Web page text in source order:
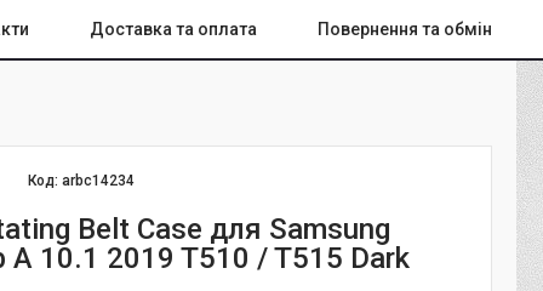
Доставка та оплата Повернення та обмін
Код:arbc14234
Belt Case для Samsung
A 10.1 2019 T510 / T515 Dark